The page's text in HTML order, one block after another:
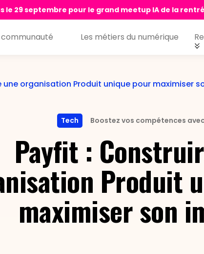
le 29 septembre pour le grand meetup IA de la
Les métiers du numérique
une organisation Produit unique pour maximiser
Tech Boostez vos compétences
Payfit :
Produit
maximiser son